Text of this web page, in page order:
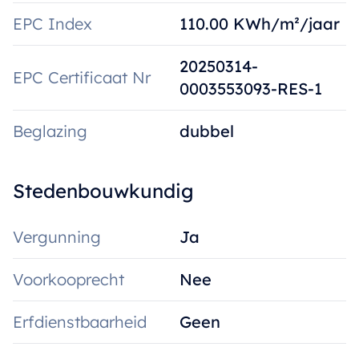
EPC Index 110.00 KWh/m²/jaar
EPC Certificaat Nr
20250314-
0003553093-RES-1
Beglazing dubbel
Stedenbouwkundig
Vergunning Ja
Voorkooprecht Nee
Erfdienstbaarheid Geen